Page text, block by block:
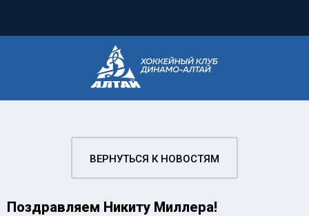
ВЕРНУТЬСЯ К НОВОСТЯМ
Поздравляем Никиту Миллера!